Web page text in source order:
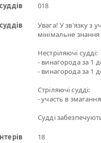
018
Увага! У зв'язку з
мінімальне
Нестріляючі судді:
- винагорода за 1
- винагорода за 1
Стріляючі судді:
- участь в
Судді
18